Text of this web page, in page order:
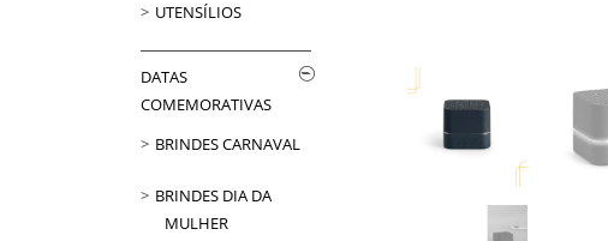
UTENSÍLIOS
DATAS
COMEMORATIVAS
BRINDES CARNAVAL
BRINDES DIA DA
MULHER